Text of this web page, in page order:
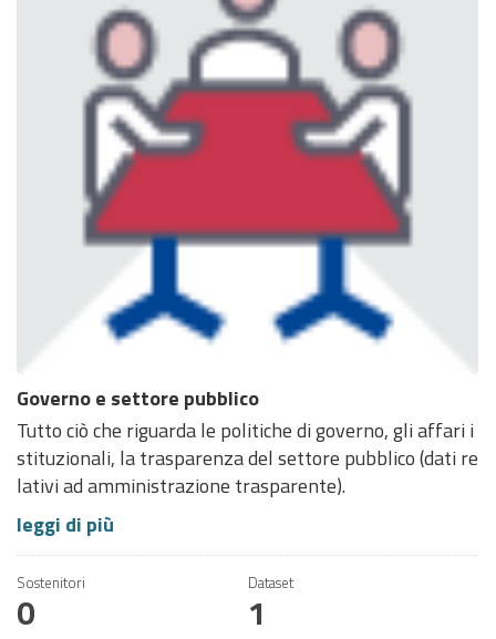
Governo e settore pubblico
Tutto ciò che riguarda le politiche di governo, gli affari i
stituzionali, la trasparenza del settore pubblico (dati re
lativi ad amministrazione trasparente).
leggi di più
Sostenitori
0
Dataset
1